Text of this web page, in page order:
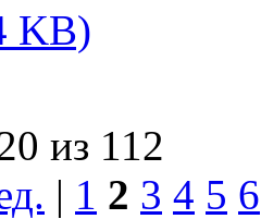
KB)
из 112
| 1 2 3 4 5 6